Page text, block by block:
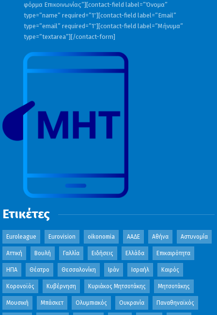
φόρμα Επικοινωνίας”][contact-field label=”Όνομα”
type=”name” required=”1″][contact-field label=”Email”
type=”email” required=”1″][contact-field label=”Μήνυμα”
type=”textarea”][/contact-form]
Ετικέτες
Euroleague Eurovision oikonomia ΑΑΔΕ Αθήνα Αστυνομία
Αττική Βουλή Γαλλία Ειδήσεις Ελλάδα Επικαιρότητα
ΗΠΑ Θέατρο Θεσσαλονίκη Ιράν Ισραήλ Καιρός
Κορονοϊός Κυβέρνηση Κυριάκος Μητσοτάκης Μητσοτάκης
Μουσική Μπάσκετ Ολυμπιακός Ουκρανία Παναθηναϊκός